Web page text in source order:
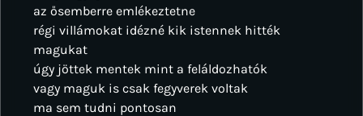
az ősemberre emlékeztetne
régi villámokat idézné kik istennek hitték
magukat
úgy jöttek mentek mint a feláldozhatók
vagy maguk is csak fegyverek voltak
ma sem tudni pontosan